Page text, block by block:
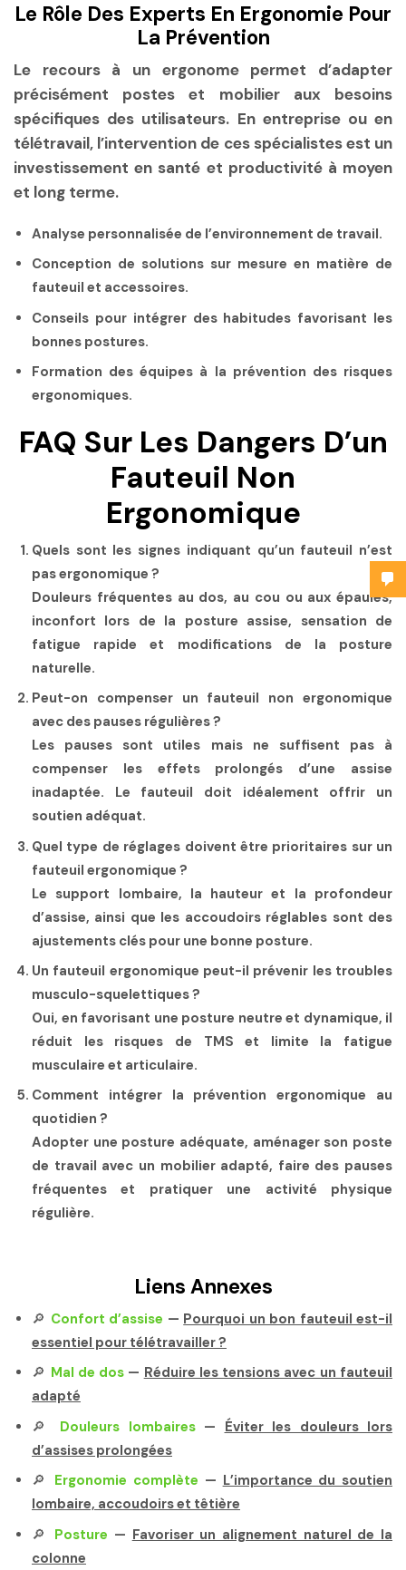
Le Rôle Des Experts En Ergonomie Pour
La Prévention
Le recours à un ergonome permet d’adapter
précisément postes et mobilier aux besoins
spécifiques des utilisateurs. En entreprise ou en
télétravail, l’intervention de ces spécialistes est un
investissement en santé et productivité à moyen
et long terme.
Analyse personnalisée de l’environnement de travail.
Conception de solutions sur mesure en matière de
fauteuil et accessoires.
Conseils pour intégrer des habitudes favorisant les
bonnes postures.
Formation des équipes à la prévention des risques
ergonomiques.
FAQ Sur Les Dangers D’un
Fauteuil Non
Ergonomique
Quels sont les signes indiquant qu’un fauteuil n’est
pas ergonomique ?
Douleurs fréquentes au dos, au cou ou aux épaules,
inconfort lors de la posture assise, sensation de
fatigue rapide et modifications de la posture
naturelle.
Peut-on compenser un fauteuil non ergonomique
avec des pauses régulières ?
Les pauses sont utiles mais ne suffisent pas à
compenser les effets prolongés d’une assise
inadaptée. Le fauteuil doit idéalement offrir un
soutien adéquat.
Quel type de réglages doivent être prioritaires sur un
fauteuil ergonomique ?
Le support lombaire, la hauteur et la profondeur
d’assise, ainsi que les accoudoirs réglables sont des
ajustements clés pour une bonne posture.
Un fauteuil ergonomique peut-il prévenir les troubles
musculo-squelettiques ?
Oui, en favorisant une posture neutre et dynamique, il
réduit les risques de TMS et limite la fatigue
musculaire et articulaire.
Comment intégrer la prévention ergonomique au
quotidien ?
Adopter une posture adéquate, aménager son poste
de travail avec un mobilier adapté, faire des pauses
fréquentes et pratiquer une activité physique
régulière.
Liens Annexes
🔎 Confort d’assise — Pourquoi un bon fauteuil est-il
essentiel pour télétravailler ?
🔎 Mal de dos — Réduire les tensions avec un fauteuil
adapté
🔎 Douleurs lombaires— Éviter les douleurs lors
d’assises prolongées
🔎 Ergonomie complète — L’importance du soutien
lombaire, accoudoirs et têtière
🔎 Posture — Favoriser un alignement naturel de la
colonne